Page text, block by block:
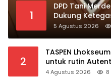
1
DPD Tani
Dukung
Kepala SPPG
5 Agustus 2026
2
TASPEN
untuk rutin
Manfaat Pensiun
4 Agustus 2026 8